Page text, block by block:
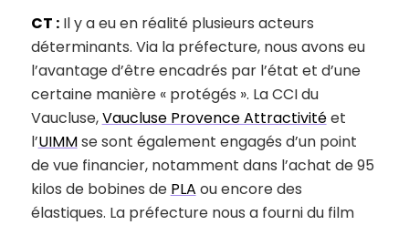
CT :Il y a eu en réalité plusieurs acteurs
déterminants. Via la préfecture, nous avons eu
l’avantage d’être encadrés par l’état et d’une
certaine manière « protégés ». La CCI du
Vaucluse,Vaucluse Provence Attractivitéet
l’UIMMse sont également engagés d’un point
de vue financier, notamment dans l’achat de 95
kilos de bobines de PLA ou encore des
élastiques. La préfecture nous a fourni du film